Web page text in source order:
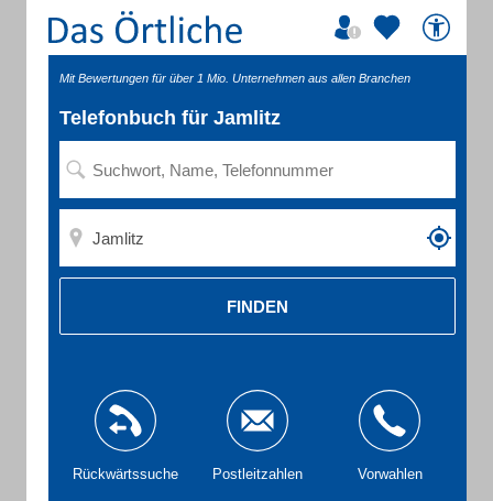
Mit Bewertungen für über 1 Mio. Unternehmen aus allen Branchen
Telefonbuch für Jamlitz
FINDEN
Rückwärtssuche Postleitzahlen Vorwahlen